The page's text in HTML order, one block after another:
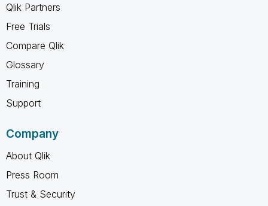
Qlik Partners
Free Trials
Compare Qlik
Glossary
Training
Support
Company
About Qlik
Press Room
Trust & Security